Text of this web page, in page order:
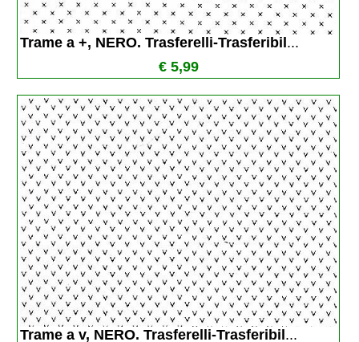
Trame a +, NERO. Trasferelli-Trasferibil ...
€ 5,99
Trame a v, NERO. Trasferelli-Trasferibil ...